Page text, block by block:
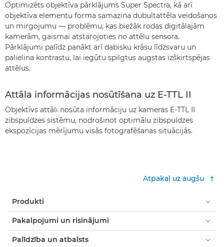
Optimizēts objektīva pārklājums Super Spectra, kā arī
objektīva elementu forma samazina dubultattēla veidošanos
un mirgojumu — problēmu, kas biežāk rodas digitālajām
kamerām, gaismai atstarojoties no attēlu sensora.
Pārklājumi palīdz panākt arī dabisku krāsu līdzsvaru un
palielina kontrastu, lai iegūtu spilgtus augstas izšķirtspējas
attēlus.
Attāla informācijas nosūtīšana uz E-TTL II
Objektīvs attāli nosūta informāciju uz kameras E-TTL II
zibspuldzes sistēmu, nodrošinot optimālu zibspuldzes
ekspozīcijas mērījumu visās fotografēšanas situācijās.
Atpakaļ uz augšu
Produkti
Pakalpojumi un risinājumi
Palīdzība un atbalsts